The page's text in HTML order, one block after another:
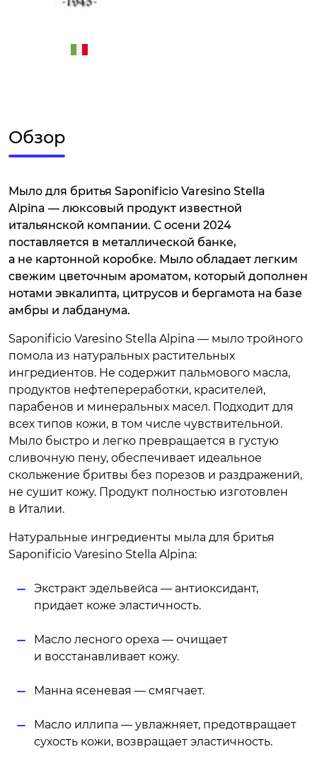
Обзор
Мыло для бритья Saponificio Varesino Stella
Alpina — люксовый продукт известной
итальянской компании. С осени 2024
поставляется в металлической банке,
а не картонной коробке. Мыло обладает легким
свежим цветочным ароматом, который дополнен
нотами эвкалипта, цитрусов и бергамота на базе
амбры и лабданума.
Saponificio Varesino Stella Alpina — мыло тройного
помола из натуральных растительных
ингредиентов. Не содержит пальмового масла,
продуктов нефтепереработки, красителей,
парабенов и минеральных масел. Подходит для
всех типов кожи, в том числе чувствительной.
Мыло быстро и легко превращается в густую
сливочную пену, обеспечивает идеальное
скольжение бритвы без порезов и раздражений,
не сушит кожу. Продукт полностью изготовлен
в Италии.
Натуральные ингредиенты мыла для бритья
Saponificio Varesino Stella Alpina:
Экстракт эдельвейса — антиоксидант,
придает коже эластичность.
Масло лесного ореха — очищает
и восстанавливает кожу.
Манна ясеневая — смягчает.
Масло иллипа — увлажняет, предотвращает
сухость кожи, возвращает эластичность.